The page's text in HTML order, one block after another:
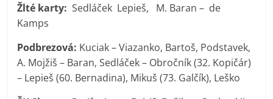
Žlté karty: Sedláček Lepieš, M. Baran – de
Kamps
Podbrezová: Kuciak – Viazanko, Bartoš, Podstavek,
A. Mojžiš – Baran, Sedláček – Obročník (32. Kopičár)
– Lepieš (60. Bernadina), Mikuš (73. Galčík), Leško